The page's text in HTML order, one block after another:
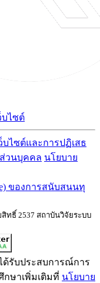
บไซต์
บไซต์และการปฏิเสธ
วนบุคคล นโยบาย
ของการสนับสนนทุ
ธิ์ 2537 สถาบันวิจัยระบบ
ด้รับประสบการณ์การ
กษาเพิ่มเติมที่ นโยบาย